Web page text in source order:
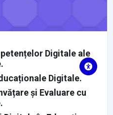
Digitale ale
Digitale.
și Evaluare cu